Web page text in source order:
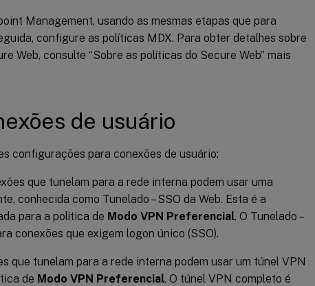
Management, usando as mesmas etapas que para
configure as políticas MDX. Para obter detalhes sobre
Web, consulte “Sobre as políticas do Secure Web” mais
de usuário
configurações para conexões de usuário:
que tunelam para a rede interna podem usar uma
conhecida como Tunelado – SSO da Web. Esta é a
para a política de Modo VPN Preferencial. O Tunelado –
conexões que exigem logon único (SSO).
que tunelam para a rede interna podem usar um túnel VPN
de Modo VPN Preferencial. O túnel VPN completo é